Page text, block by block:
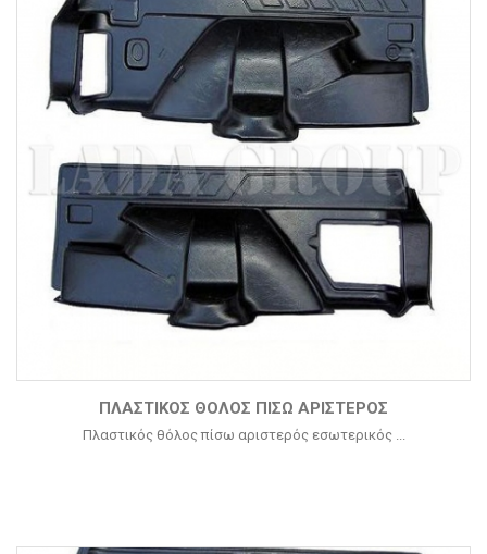
ΠΛΑΣΤΙΚΌΣ ΘΌΛΟΣ ΠΊΣΩ ΑΡΙΣΤΕΡΌΣ
Πλαστικός θόλος πίσω αριστερός εσωτερικός ...